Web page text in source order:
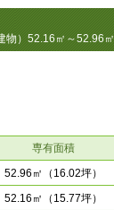
物）52.16㎡～52.96㎡
専有面積
52.96㎡ （16.02坪）
52.16㎡ （15.77坪）